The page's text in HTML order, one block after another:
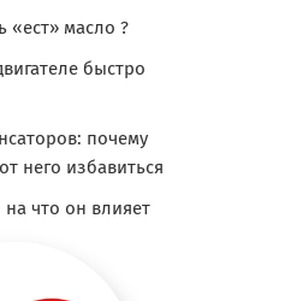
«ест» масло ?
быстро
почему
него избавиться
на что он влияет